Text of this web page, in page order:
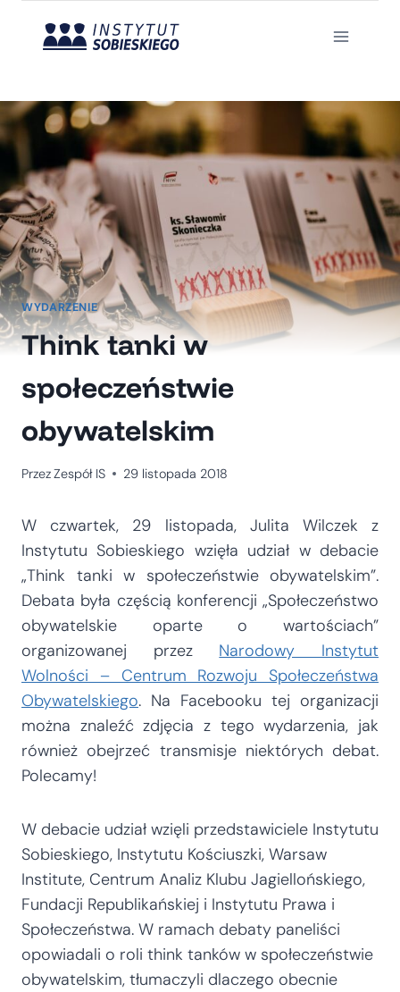
WYDARZENIE
Think tanki w
społeczeństwie
obywatelskim
PrzezZespół IS 29 listopada 2018
W czwartek, 29 listopada, Julita Wilczek z
Instytutu Sobieskiego wzięła udział w debacie
„Think tanki w społeczeństwie obywatelskim”.
Debata była częścią konferencji „Społeczeństwo
obywatelskie oparte o wartościach”
organizowanej przez Narodowy Instytut
Wolności – Centrum Rozwoju Społeczeństwa
Obywatelskiego. Na Facebooku tej organizacji
można znaleźć zdjęcia z tego wydarzenia, jak
również obejrzeć transmisje niektórych debat.
Polecamy!
W debacie udział wzięli przedstawiciele Instytutu
Sobieskiego, Instytutu Kościuszki, Warsaw
Institute, Centrum Analiz Klubu Jagiellońskiego,
Fundacji Republikańskiej i Instytutu Prawa i
Społeczeństwa. W ramach debaty paneliści
opowiadali o roli think tanków w społeczeństwie
obywatelskim, tłumaczyli dlaczego obecnie